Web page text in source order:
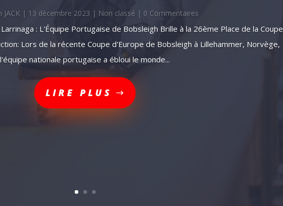
JACK| 13 décembre 2023 | Non classé | 0 Commentaires
: L'Équipe Portugaise de Bobsleigh Brille à la 26ème Place de la Coupe
Lors de la récente Coupe d'Europe de Bobsleigh à Lillehammer, Norvège,
l'équipe nationale portugaise a ébloui le monde...
LIRE PLUS